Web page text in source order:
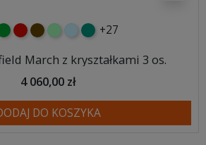
czerwony
czekoladowy
miętowybłękitny
turkusowy
+27
March z kryształkami 3 os.
4 060,00 zł
DO KOSZYKA